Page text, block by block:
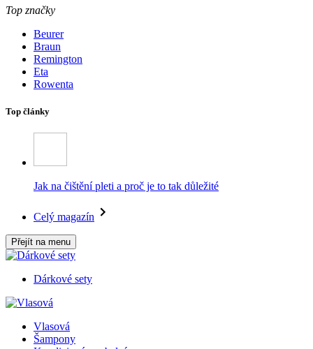
Top značky
Beurer
Braun
Remington
Eta
Rowenta
Top články
Jak na čištění pleti a proč je to tak důležité
Celý magazín
Přejít na menu
Dárkové sety
Vlasová
Šampony